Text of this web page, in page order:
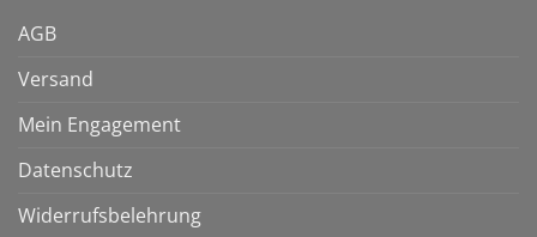
AGB
Versand
Mein Engagement
Datenschutz
Widerrufsbelehrung